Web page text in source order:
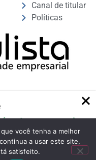
Canal de titular
Políticas
deve prevenir
Villa Programa
determinou
você tenha a melhor
a usar este site,
satisfeito.